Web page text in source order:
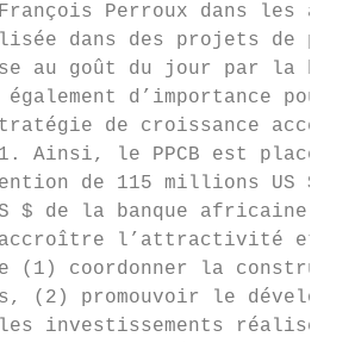
Perroux dans les
dans des projets de
au goût du jour par la
d’importance pour
de croissance
Ainsi, le PPCB est placé
de 115 millions US $
$ de la banque africaine de
l’attractivité et
(1) coordonner la
(2) promouvoir le
investissements